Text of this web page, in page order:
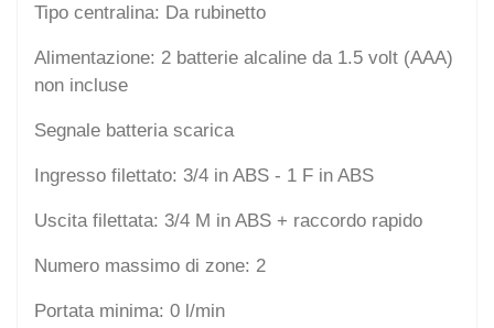
Tipo centralina: Da rubinetto
Alimentazione: 2 batterie alcaline da 1.5 volt (AAA)
non incluse
Segnale batteria scarica
Ingresso filettato: 3/4 in ABS - 1 F in ABS
Uscita filettata: 3/4 M in ABS + raccordo rapido
Numero massimo di zone: 2
Portata minima: 0 l/min